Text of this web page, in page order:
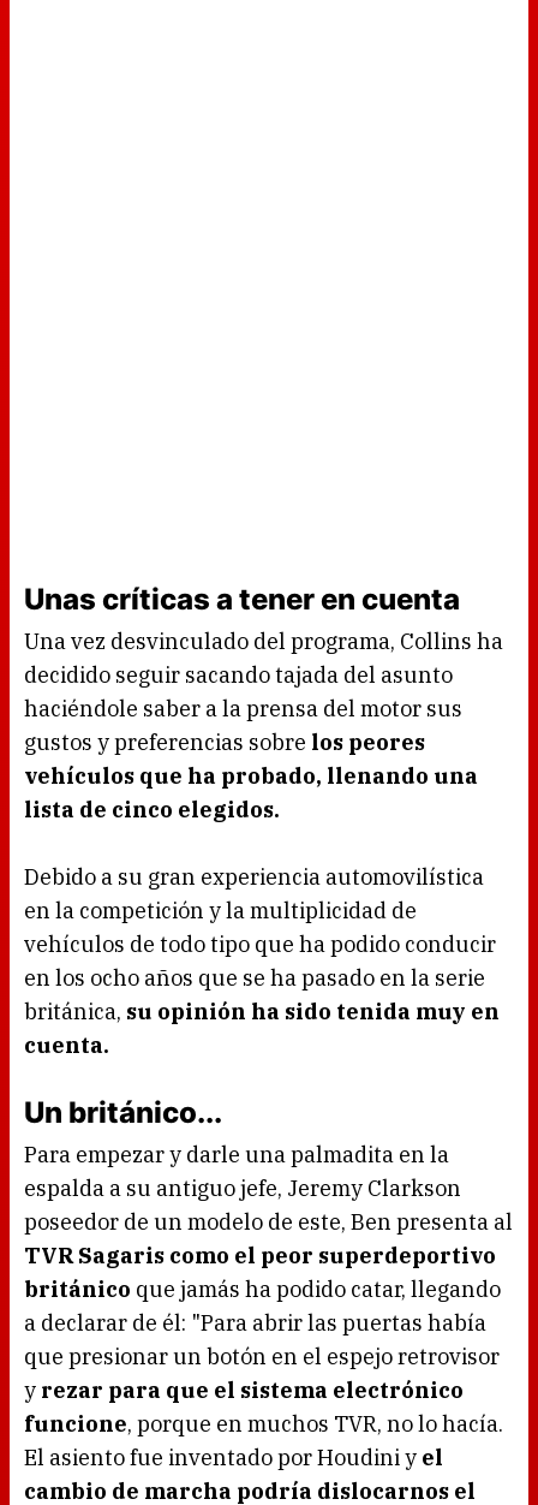
Unas críticas a tener en cuenta
Una vez desvinculado del programa, Collins ha
decidido seguir sacando tajada del asunto
haciéndole saber a la prensa del motor sus
gustos y preferencias sobre los peores
vehículos que ha probado, llenando una
lista de cinco elegidos.
Debido a su gran experiencia automovilística
en la competición y la multiplicidad de
vehículos de todo tipo que ha podido conducir
en los ocho años que se ha pasado en la serie
británica, su opinión ha sido tenida muy en
cuenta.
Un británico...
Para empezar y darle una palmadita en la
espalda a su antiguo jefe, Jeremy Clarkson
poseedor de un modelo de este, Ben presenta al
TVR Sagaris como el peor superdeportivo
británico que jamás ha podido catar, llegando
a declarar de él: "Para abrir las puertas había
que presionar un botón en el espejo retrovisor
y rezar para que el sistema electrónico
funcione, porque en muchos TVR, no lo hacía.
El asiento fue inventado por Houdini y el
cambio de marcha podría dislocarnos el